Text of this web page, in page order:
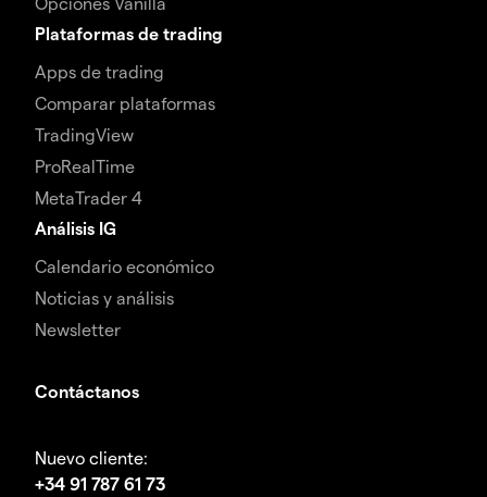
Plataformas de trading
Apps de trading
Comparar plataformas
TradingView
ProRealTime
MetaTrader 4
Análisis IG
Calendario económico
Noticias y análisis
Newsletter
Contáctanos
Nuevo cliente:
+34 91 787 61 73